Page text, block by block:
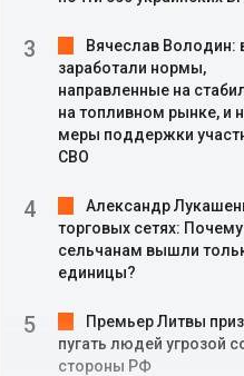
Вячеслав Володин:
заработали нормы,
направленные на
на топливном рынке, и
меры поддержки
СВО
Александр
торговых сетях:
сельчанам вышли
единицы?
Премьер Литвы
пугать людей угрозой
стороны РФ